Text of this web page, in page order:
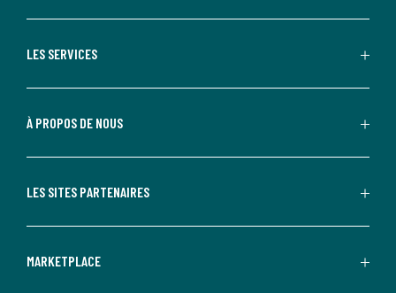
LES SERVICES
À PROPOS DE NOUS
LES SITES PARTENAIRES
MARKETPLACE